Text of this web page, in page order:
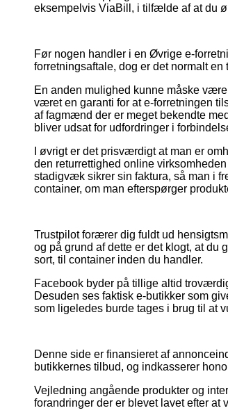
eksempelvis ViaBill, i tilfælde af at du
Før nogen handler i en Øvrige e-
forretningsaftale, dog er det normalt
En anden mulighed kunne måske
været en garanti for at e-forretningen
af fagmænd der er meget bekendte
bliver udsat for udfordringer i
I øvrigt er det prisværdigt at man er
den returrettighed online
stadigvæk sikrer sin faktura, så man i
container, om man efterspørger
Trustpilot forærer dig fuldt ud
og på grund af dette er det klogt, at du
sort, til container inden du handler.
Facebook byder på tillige altid
Desuden ses faktisk e-butikker som
som ligeledes burde tages i brug til at
Denne side er finansieret af
butikkernes tilbud, og indkasserer
Vejledning angående produkter og
forandringer der er blevet lavet efter at